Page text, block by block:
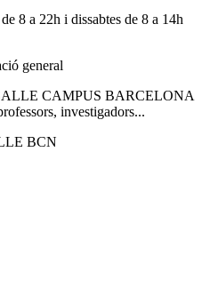
8 a 22h i dissabtes de 8 a 14h
general
CAMPUS BARCELONA
investigadors...
BCN